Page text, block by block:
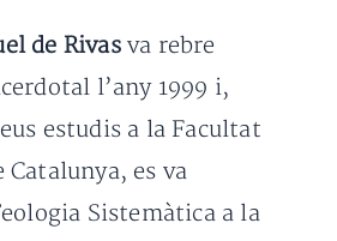
de Rivasva rebre
l’any 1999 i,
estudis a la Facultat
Catalunya, es va
Sistemàtica a la